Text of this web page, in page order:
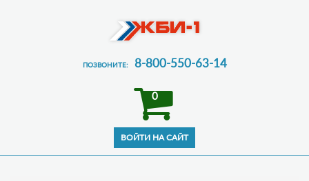
ПОЗВОНИТЕ: 8-800-550-63-14
0